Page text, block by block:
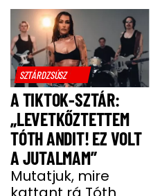
SZTÁRDZSÚSZ
A TIKTOK-SZTÁR:
„LEVETKŐZTETTEM
TÓTH ANDIT! EZ VOLT
A JUTALMAM”
Mutatjuk, mire